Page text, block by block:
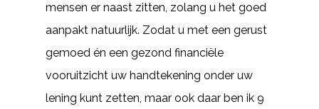
mensen er naast zitten, zolang u het goed
aanpakt natuurlijk. Zodat u met een gerust
gemoed én een gezond financiële
vooruitzicht uw handtekening onder uw
lening kunt zetten, maar ook daar ben ik 9